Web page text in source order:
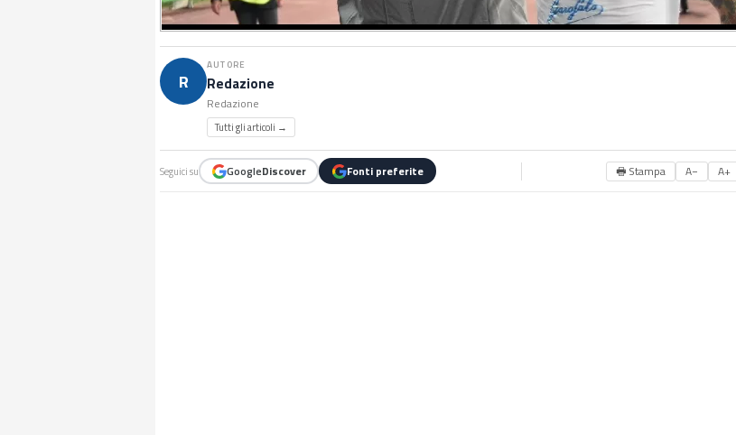
R
AUTORE
Redazione
Redazione
Tutti gli articoli →
Seguici su GoogleDiscover Fonti preferite 🖶 Stampa A− A+